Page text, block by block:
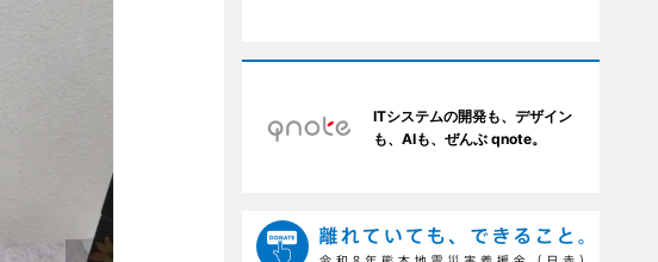
ITシステムの開発も、デザイン
も、AIも、ぜんぶ qnote。